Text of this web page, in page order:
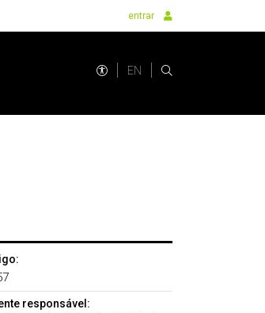
entrar
EN
responsável: